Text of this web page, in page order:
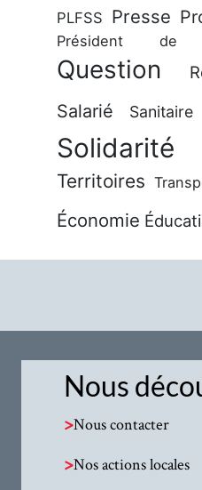
PLFSS Presse
Président de
Question
Salarié Sanitaire
Solidarité
Territoires
Économie
Nous
>Nous contacter
>Nos actions locales